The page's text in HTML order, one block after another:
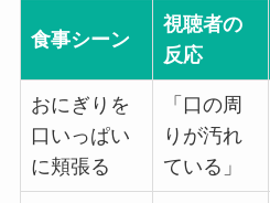
食事シーン
視聴者の
反応
おにぎりを
口いっぱい
に頬張る
「口の周
りが汚れ
ている」